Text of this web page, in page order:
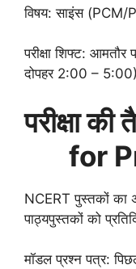
विषय: साइंस (PCM/
परीक्षा शिफ्ट:
दोपहर 2:00 – 5:00)
परीक्षा
for
NCERT पुस्तकों का
पाठ्यपुस्तकों को
मॉडल प्रश्न पत्र: